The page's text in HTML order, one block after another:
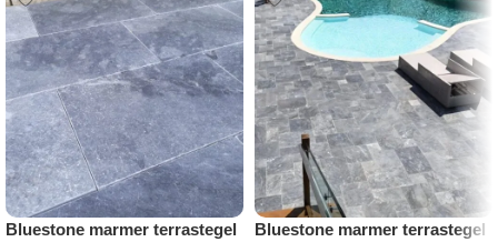
Bluestone marmer terrastegel
Bluestone marmer terrastegel